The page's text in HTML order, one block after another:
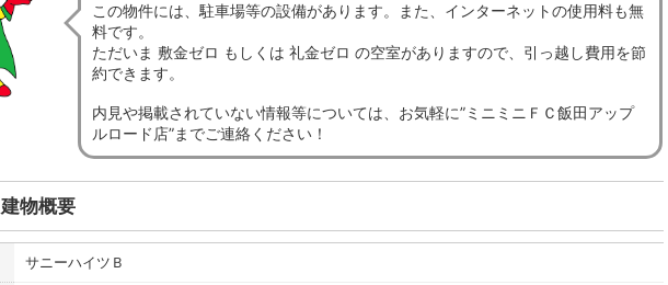
この物件には、駐車場等の設備があります。また、インターネットの使用料も無
料です。
ただいま 敷金ゼロ もしくは 礼金ゼロ の空室がありますので、引っ越し費用を節
約できます。
内見や掲載されていない情報等については、お気軽に”ミニミニＦＣ飯田アップ
ルロード店”までご連絡ください！
建物概要
サニーハイツＢ